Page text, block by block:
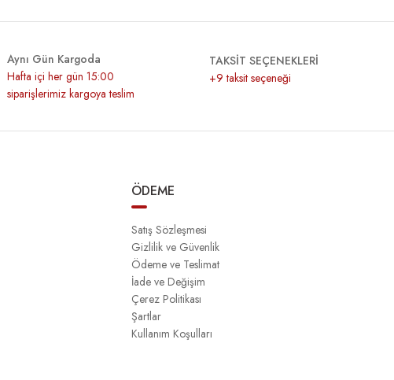
Aynı Gün Kargoda
Hafta içi her gün 15:00
siparişlerimiz kargoya teslim
TAKSİT SEÇENEKLERİ
+9 taksit seçeneği
ÖDEME
Satış Sözleşmesi
Gizlilik ve Güvenlik
Ödeme ve Teslimat
İade ve Değişim
Çerez Politikası
Şartlar
Kullanım Koşulları